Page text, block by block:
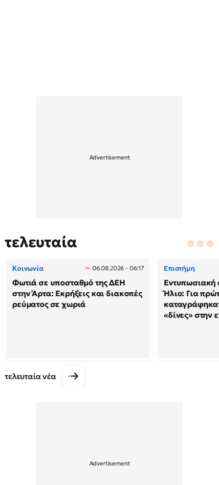
τελευταία
Κοινωνία 06.08.2026 - 06:17
Φωτιά σε υποσταθμό της ΔΕΗ
στην Άρτα: Εκρήξεις και διακοπές
ρεύματος σε χωριά
Επιστήμη
Ήλιο: Για
«δίνες» στην
τελευταία νέα